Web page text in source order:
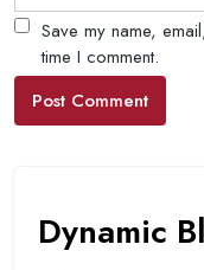
Save my name,
time I comment.
Dynamic